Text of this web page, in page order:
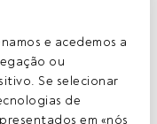
e acedemos a
ou
Se selecionar
de
em «nós